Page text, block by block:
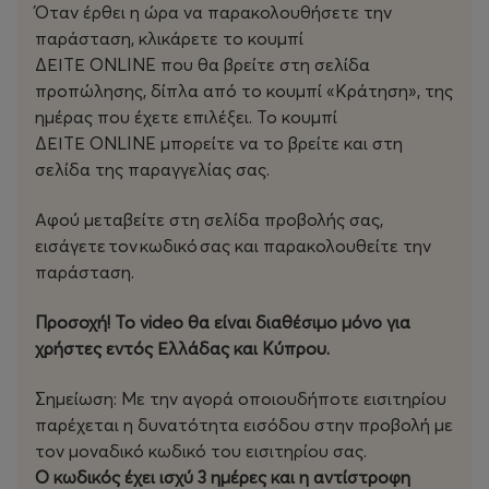
Οι σκηνές γυρίστηκαν με χρονολογική σειρά
προκειμένου να χτίσουν ένα κλίμα εμπιστοσύνης κι ένα
πνεύμα ανταγωνισμού το οποίο οδήγησε τους
χορευτές σε ακόμα πιο «ψυχωτικές» ερμηνείες .
Αν και τα ναρκωτικά παίζουν ρόλο στην ταινία, αυτή τη
φορά δεν ήθελα να δείξω το πως επιδρούν στη νοητική
μας αντίληψη αλλά, αντιθέτως, να μείνω στην
κανόνας ήταν να τελειώσω τα γυρίσματα γρήγορα με
μεγάλα πλάνα, κάτι που μπόρεσα να πετύχω
επιλέγοντας η ταινία να διαδραματίζεται σε έναν μόνο
χώρο. Έτσι, κατάφερα να ολοκληρώσω τα γυρίσματα σε
ένα δεκαπενθήμερο μέσα στον Φεβρουάριο του 2018 .
Βέβαια, είχαμε φροντίσει να προβάρουμε την πρώτη,
χορογραφημένη σκηνή με τους χορευτές μας. Και τους
είχαμε βάλει να ακούσουν την μουσική που είχαμε ήδη
διαλέξει για την ταινία ώστε να προετοιμαστούν για τις
υπόλοιπες χορευτικές σκηνές.
Όταν έρθει η ώρα να παρακολουθήσετε την
παράσταση, κλικάρετε το κουμπί
ΔΕΙΤΕ ONLINE που θα βρείτε στη σελίδα
προπώλησης, δίπλα από το κουμπί «Κράτηση», της
ημέρας που έχετε επιλέξει. Το κουμπί
ΔΕΙΤΕ ONLINE μπορείτε να το βρείτε και στη
σελίδα της παραγγελίας σας.
Αφού μεταβείτε στη σελίδα προβολής σας,
εισάγετε τον κωδικό σας και παρακολουθείτε την
παράσταση.
Προσοχή! Το video θα είναι διαθέσιμο μόνο για
χρήστες εντός Ελλάδας και Κύπρου.
Σημείωση: Με την αγορά οποιουδήποτε εισιτηρίου
παρέχεται η δυνατότητα εισόδου στην προβολή με
τον μοναδικό κωδικό του εισιτηρίου σας.
Ο κωδικός έχει ισχύ 3 ημέρες και η αντίστροφη